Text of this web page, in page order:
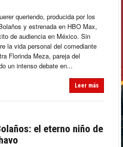
queriendo, producida por los
y estrenada en HBO Max,
de audiencia en México. Sin
la vida personal del comediante
Florinda Meza, pareja del
un intenso debate en...
Leer más
el eterno niño de